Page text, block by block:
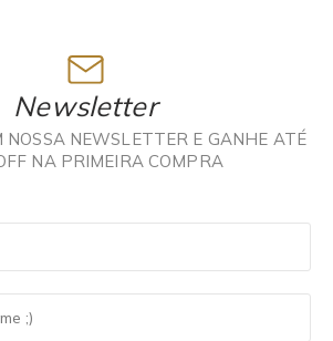
Newsletter
NOSSA NEWSLETTER E GANHE ATÉ
NA PRIMEIRA COMPRA